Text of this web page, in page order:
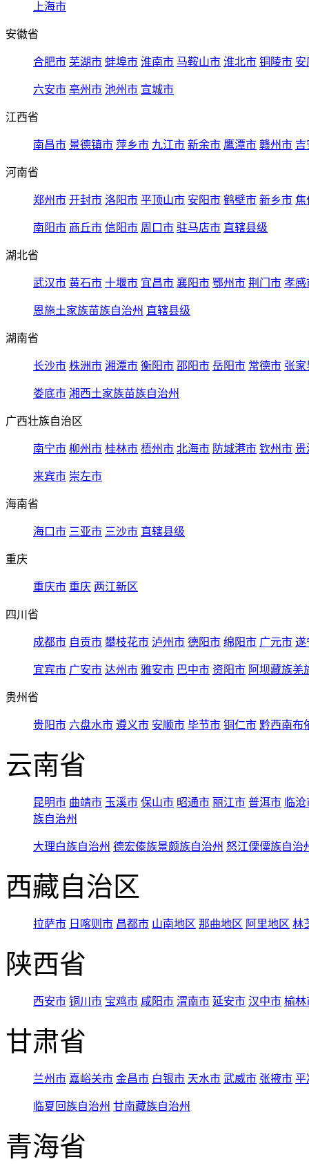
上海市
安徽省
合肥市 芜湖市 蚌埠市 淮南市 马鞍山市 淮北市 铜陵市 安
六安市 亳州市 池州市 宣城市
江西省
南昌市 景德镇市 萍乡市 九江市 新余市 鹰潭市 赣州市 吉
河南省
郑州市 开封市 洛阳市 平顶山市 安阳市 鹤壁市 新乡市 焦
南阳市 商丘市 信阳市 周口市 驻马店市 直辖县级
湖北省
武汉市 黄石市 十堰市 宜昌市 襄阳市 鄂州市 荆门市 孝感
恩施土家族苗族自治州 直辖县级
湖南省
长沙市 株洲市 湘潭市 衡阳市 邵阳市 岳阳市 常德市 张家
娄底市 湘西土家族苗族自治州
广西壮族自治区
南宁市 柳州市 桂林市 梧州市 北海市 防城港市 钦州市 贵
来宾市 崇左市
海南省
海口市 三亚市 三沙市 直辖县级
重庆
重庆市 重庆 两江新区
四川省
成都市 自贡市 攀枝花市 泸州市 德阳市 绵阳市 广元市 遂
宜宾市 广安市 达州市 雅安市 巴中市 资阳市 阿坝藏族羌
贵州省
贵阳市 六盘水市 遵义市 安顺市 毕节市 铜仁市 黔西南布
云南省
昆明市 曲靖市 玉溪市 保山市 昭通市 丽江市 普洱市 临
族自治州
大理白族自治州 德宏傣族景颇族自治州 怒江傈僳族自治
西藏自治区
拉萨市 日喀则市 昌都市 山南地区 那曲地区 阿里地区 林
陕西省
西安市 铜川市 宝鸡市 咸阳市 渭南市 延安市 汉中市 榆林
甘肃省
兰州市 嘉峪关市 金昌市 白银市 天水市 武威市 张掖市 平
临夏回族自治州 甘南藏族自治州
青海省